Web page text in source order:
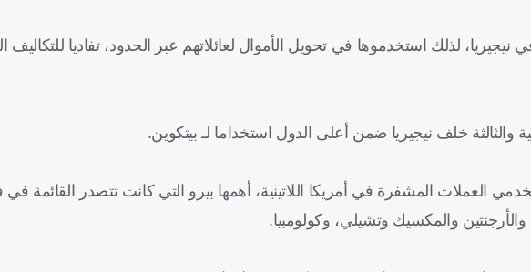
نيجيريا، لذلك استخدموها في تحويل الأموال لعائلاتهم عبر الحدود، تفاديا للتكاليف
والثالثة خلف نيجيريا ضمن أعلى الدول استخداما لـ بيتكوين.
العملات المشفرة في أمريكا اللاتينية، أهمها بيرو التي كانت تتصدر القائمة